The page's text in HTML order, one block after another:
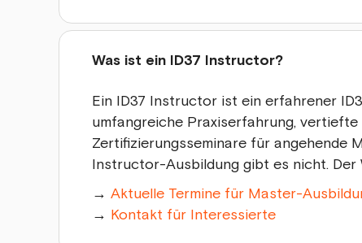
Was ist ein ID37 Instructor?
Ein ID37 Instructor ist ein erfahrener
umfangreiche Praxiserfahrung,
Zertifizierungsseminare für angehende
Instructor-Ausbildung gibt es nicht. Der
→ Aktuelle Termine für Master-
→ Kontakt für Interessierte